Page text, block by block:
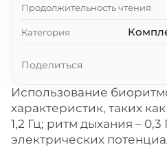
Использование
характеристик, таких
1,2 Гц; ритм дыхания – 0,3
электрических
Продолжительность чтения
Категория
Поделиться